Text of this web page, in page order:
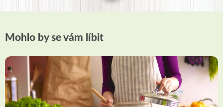
Mohlo by se vám líbit